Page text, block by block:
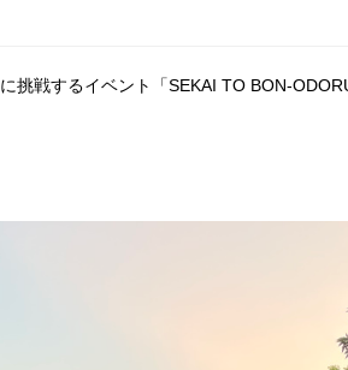
挑戦するイベント「SEKAI TO BON-